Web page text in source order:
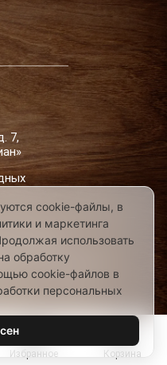
7,
рыбы и
офертой
Избранное Корзина
cookie-файлы, в
и маркетинга
использовать
обработку
cookie-файлов в
персональных